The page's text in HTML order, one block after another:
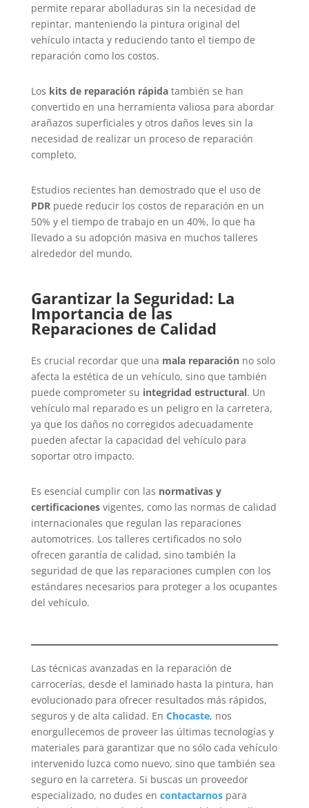
permite reparar abolladuras sin la necesidad de
repintar, manteniendo la pintura original del
vehículo intacta y reduciendo tanto el tiempo de
reparación como los costos.
Los kits de reparación rápidatambién se han
convertido en una herramienta valiosa para abordar
arañazos superficiales y otros daños leves sin la
necesidad de realizar un proceso de reparación
completo.
Estudios recientes han demostrado que el uso de
PDRpuede reducir los costos de reparación en un
50% y el tiempo de trabajo en un 40%, lo que ha
llevado a su adopción masiva en muchos talleres
alrededor del mundo.
Garantizar la Seguridad: La
Importancia de las
Reparaciones de Calidad
Es crucial recordar que una mala reparaciónno solo
afecta la estética de un vehículo, sino que también
puede comprometer su integridad estructural. Un
vehículo mal reparado es un peligro en la carretera,
ya que los daños no corregidos adecuadamente
pueden afectar la capacidad del vehículo para
soportar otro impacto.
Es esencial cumplir con las normativas y
certificacionesvigentes, como las normas de calidad
internacionales que regulan las reparaciones
automotrices. Los talleres certificados no solo
ofrecen garantía de calidad, sino también la
seguridad de que las reparaciones cumplen con los
estándares necesarios para proteger a los ocupantes
del vehículo.
Las técnicas avanzadas en la reparación de
carrocerías, desde el laminado hasta la pintura, han
evolucionado para ofrecer resultados más rápidos,
seguros y de alta calidad. En Chocaste, nos
enorgullecemos de proveer las últimas tecnologías y
materiales para garantizar que no sólo cada vehículo
intervenido luzca como nuevo, sino que también sea
seguro en la carretera. Si buscas un proveedor
especializado, no dudes en contactarnospara